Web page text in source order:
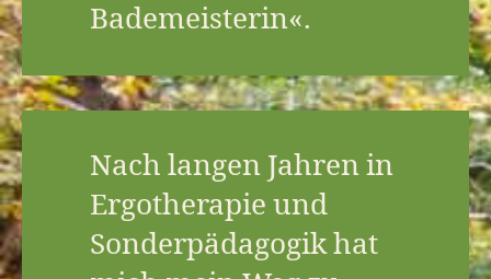
Bademeisterin«.
Nach langen Jahren in
Ergotherapie und
Sonderpädagogik hat